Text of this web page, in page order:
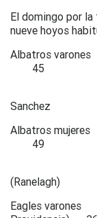
El domingo por
nueve hoyos
Albatros
45
Neto
Sanchez
Albatros
49
Eagles